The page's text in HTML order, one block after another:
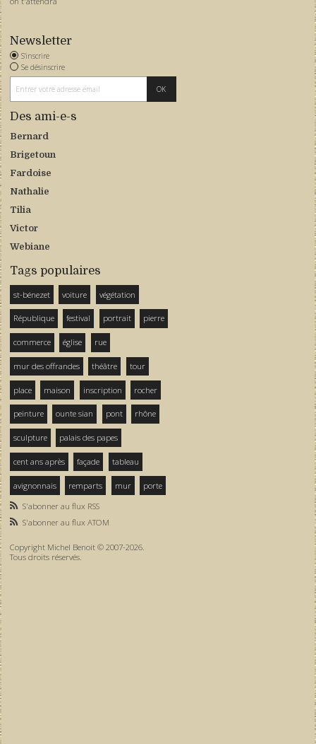
Newsletter
S'inscrire
Se désinscrire
Des ami-e-s
Bernard
Brigetoun
Fardoise
Nathalie
Tilia
Victor
Webiane
Tags populaires
st-bénezet voiture végétation
République festival portrait pierre
commerce église rue
mur des offrandes théâtre tour
place maison inscription rocher
peinture ounte sian pont rhône
sculpture palais des papes
cent ans après façade tableau
avignonnais remparts mur
porte
S'abonner au flux RSS
S'abonner au flux ATOM
Copyright Michel Benoit © 2007-2026.
Tous droits réservés.